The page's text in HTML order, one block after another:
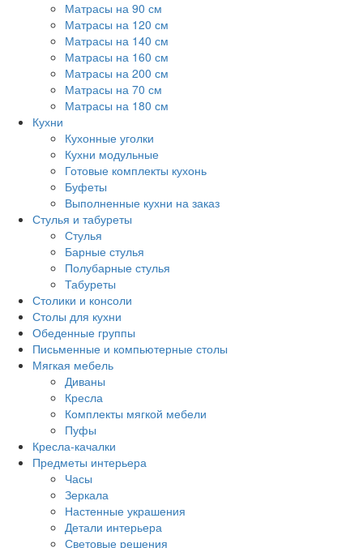
Матрасы на 90 см
Матрасы на 120 см
Матрасы на 140 см
Матрасы на 160 см
Матрасы на 200 см
Матрасы на 70 см
Матрасы на 180 см
Кухни
Кухонные уголки
Кухни модульные
Готовые комплекты кухонь
Буфеты
Выполненные кухни на заказ
Стулья и табуреты
Стулья
Барные стулья
Полубарные стулья
Табуреты
Столики и консоли
Столы для кухни
Обеденные группы
Письменные и компьютерные столы
Мягкая мебель
Диваны
Кресла
Комплекты мягкой мебели
Пуфы
Кресла-качалки
Предметы интерьера
Часы
Зеркала
Настенные украшения
Детали интерьера
Световые решения